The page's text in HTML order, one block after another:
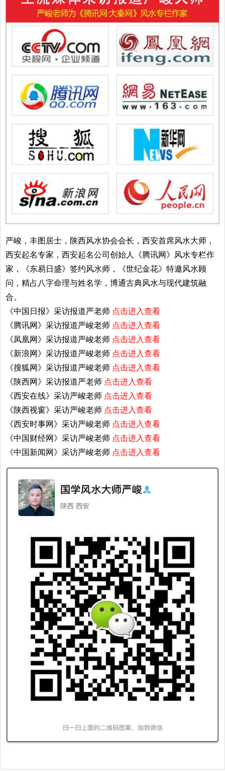
严峻，丰图居士，陕西风水协会会长，西安首席风水大师，
西安起名专家，西安起名公司创始人《腾讯网》风水专栏作
家，《东易日盛》签约风水师，《世纪金花》特邀风水顾
问，精占八字命理与姓名学，博通古典风水与现代建筑融
合。
《中国日报》采访报道严老师 点击进入查看
《腾讯网》采访报道严峻老师 点击进入查看
《凤凰网》采访报道严峻老师 点击进入查看
《新浪网》采访报道严峻老师 点击进入查看
《搜狐网》采访报道严峻老师 点击进入查看
《陕西网》采访报道严老师 点击进入查看
《西安在线》采访严峻老师 点击进入查看
《陕西视窗》采访严峻老师 点击进入查看
《西安时事网》采访严峻老师 点击进入查看
《中国财经网》采访严峻老师 点击进入查看
《中国新闻网》采访严峻老师 点击进入查看